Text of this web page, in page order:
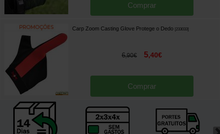
Comprar
Carp Zoom Casting Glove Protege o Dedo [233033]
6,90€ 5,40€
Comprar